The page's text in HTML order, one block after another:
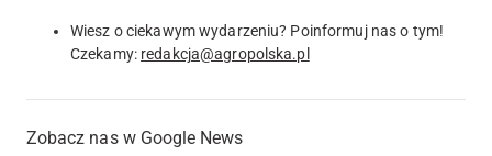
Wiesz o ciekawym wydarzeniu? Poinformuj nas o tym!
Czekamy: redakcja@agropolska.pl
Zobacz nas w Google News